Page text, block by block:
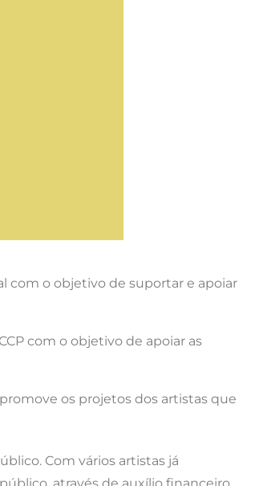
com o objetivo de suportar e apoiar
com o objetivo de apoiar as
os projetos dos artistas que
Com vários artistas já